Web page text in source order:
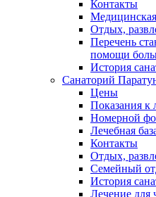
Контакты
Отдых,
Перечень
помощи
История
Санаторий
Цены
Показания к
Номерной
Лечебная
Контакты
Отдых,
Семейный
История
Лечение для